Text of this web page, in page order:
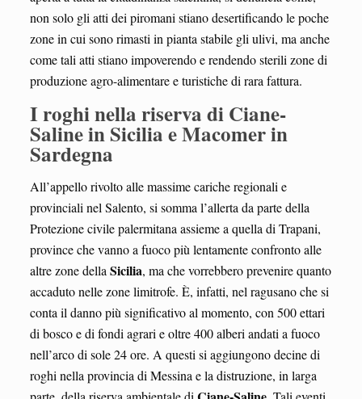
non solo gli atti dei piromani stiano desertificando le poche
zone in cui sono rimasti in pianta stabile gli ulivi, ma anche
come tali atti stiano impoverendo e rendendo sterili zone di
produzione agro-alimentare e turistiche di rara fattura.
I roghi nella riserva di Ciane-
Saline in Sicilia e Macomer in
Sardegna
All’appello rivolto alle massime cariche regionali e
provinciali nel Salento, si somma l’allerta da parte della
Protezione civile palermitana assieme a quella di Trapani,
province che vanno a fuoco più lentamente confronto alle
altre zone della Sicilia, ma che vorrebbero prevenire quanto
accaduto nelle zone limitrofe. È, infatti, nel ragusano che si
conta il danno più significativo al momento, con 500 ettari
di bosco e di fondi agrari e oltre 400 alberi andati a fuoco
nell’arco di sole 24 ore. A questi si aggiungono decine di
roghi nella provincia di Messina e la distruzione, in larga